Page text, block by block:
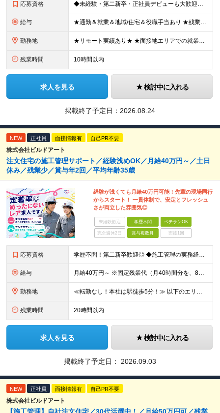
応募資格 ◆未経験・第二新卒・正社員デビューも大歓迎／経験・知識ゼロでOK！ ◆学歴不問 ★人物重視 ★入社前の経験・スキルはゼロでOK CADの基本的な知識・操作経験がある方は歓迎します。 地方在住の方も
給与 ★通勤＆就業＆地域/住宅＆役職手当あり ★残業代は全額支給 ★選べる給与制度あり！ ■東京・神奈川・千葉・埼玉勤務の場合 月給24.5万円～55万円＋諸手当 （残業代は全額支給） (20,000円の
勤務地 ★リモート実績あり★ ★面接地エリアでの就業率92％以上！ 『地元で働きたい』という希望に、業界トップクラス約7,000件の取引事業所数、90,000件以上のプロジェクトから検討をいたします。 全
残業時間 10時間以内
求人を見る 検討中に入れる
掲載終了予定日： 2026.08.24
NEW 正社員 面接情報有 自己PR不要
株式会社ビルドアート
注文住宅の施工管理サポート／経験浅めOK／月給40万円～／土日
休み／残業少／賞与年2回／平均年齢35歳
経験が浅くても月給40万円可能！先輩の現場同行
からスタート！ 一貫体制で、安定とフレッシュ
さが両立した雰囲気◎
未経験歓迎 学歴不問 ベテランOK
完全週休2日 賞与複数月 面接1回
応募資格 学歴不問！第二新卒歓迎◎ ◆施工管理の実務経験がある方／木造施工管理経験者歓迎◎ ★無資格OK・資格取得支援あり ◆普通自動車運転免許（AT限定可） ～このような方がご活躍いただけます～ ◇上流
給与 月給40万円～ ※固定残業代（月40時間分を、8万3000円～）を含む。 上記を超える時間外労働分は追加で支給します ※試用期間6ヶ月（期間中の待遇・条件は変わりません） ★年間180棟の安定し
勤務地 ≪転勤なし！本社は駅徒歩5分！≫ 以下のエリアの現場をお任せします。 ■東京都 │23区（新宿・渋谷・港・世田谷・目黒・大田・杉並・中野・練馬・品川） │多摩エリア（町田・八王子・吉祥寺・立川・調
残業時間 20時間以内
求人を見る 検討中に入れる
掲載終了予定日： 2026.09.03
NEW 正社員 面接情報有 自己PR不要
株式会社ビルドアート